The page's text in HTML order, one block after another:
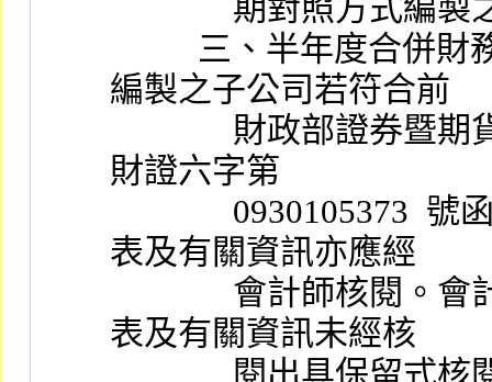
期對照方
編製之子公司若符合前
財證六字第
表及有關資訊亦應經
表及有關資訊未經核